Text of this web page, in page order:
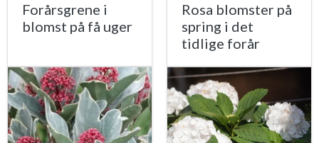
Forårsgrene i
blomst på få uger
Rosa blomster på
spring i det
tidlige forår